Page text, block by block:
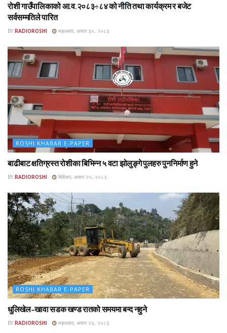
रोशी गाउँपालिकाको आ.व.२०८३÷८४ को नीति तथा कार्यक्रम र बजेट
सर्वसम्मतिले पारित
BY RADIOROSHI मङ्लबार, असार ३०, २०८३
ROSHI KHABAR E-PAPER
बाढीबाट क्षतिग्रस्त रोशीका बिभिन्न ५ वटा झोलुङ्गे पुलहरु पुननिर्माण हुने
BY RADIOROSHI बिहिबार, असार २५, २०८३
ROSHI KHABAR E-PAPER
धुलिखेल–खावा सडक खण्ड रातको समयमा बन्द नहुने
BY RADIOROSHI मङ्लबार, असार २३, २०८३